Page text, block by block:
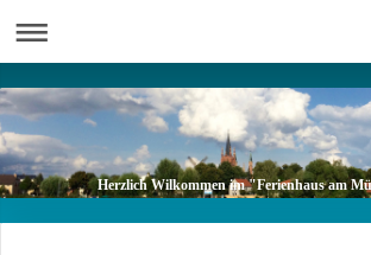
Herzlich Wilkommen im "Ferienhaus am